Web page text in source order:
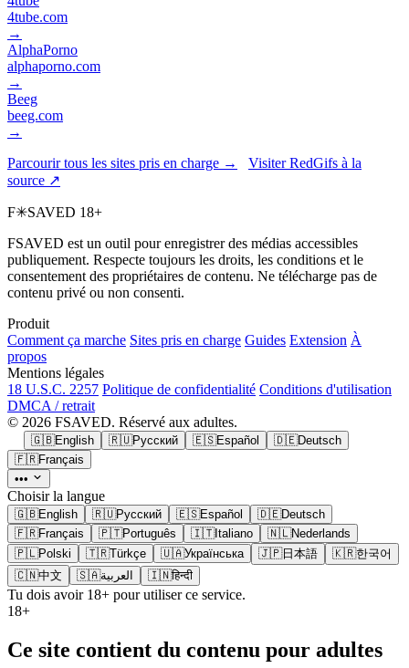
4tube.com
→
AlphaPorno
alphaporno.com
→
Beeg
beeg.com
→
Parcourir tous les sites pris en charge →
Visiter RedGifs à la
source ↗
F✳SAVED 18+
FSAVED est un outil pour enregistrer des médias accessibles
publiquement. Respecte toujours les droits, les conditions et le
consentement des propriétaires de contenu. Ne télécharge pas de
contenu privé ou non consenti.
Produit
Comment ça marche Sites pris en charge Guides Extension À
propos
Mentions légales
18 U.S.C. 2257 Politique de confidentialité Conditions d'utilisation
DMCA / retrait
© 2026 FSAVED. Réservé aux adultes.
🇬🇧English 🇷🇺Русский 🇪🇸Español 🇩🇪Deutsch
🇫🇷Français
•••
Choisir la langue
🇬🇧English 🇷🇺Русский 🇪🇸Español 🇩🇪Deutsch
🇫🇷Français 🇵🇹Português 🇮🇹Italiano 🇳🇱Nederlands
🇵🇱Polski 🇹🇷Türkçe 🇺🇦Українська 🇯🇵日本語 🇰🇷한국어
🇨🇳中文 🇸🇦العربية 🇮🇳हिन्दी
Tu dois avoir 18+ pour utiliser ce service.
18+
Ce site contient du contenu pour adultes